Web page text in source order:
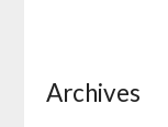
Archives